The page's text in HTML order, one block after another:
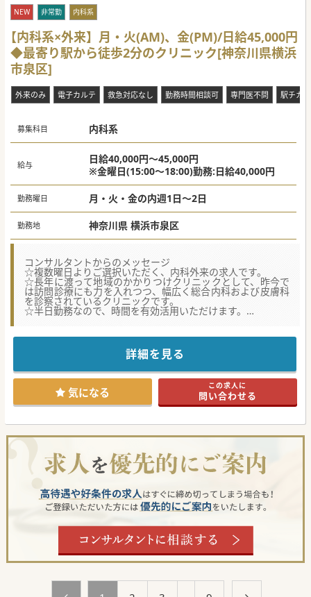
NEW 非常勤 内科系
【内科系×外来】月・火(AM)、金(PM)/日給45,000円
◆最寄り駅から徒歩2分のクリニック[神奈川県横浜
市泉区]
外来のみ 電子カルテ 救急対応なし 勤務時間相談可 専門医不問 駅チカ(
募集科目 内科系
給与
日給40,000円～45,000円
※金曜日(15:00～18:00)勤務:日給40,000円
勤務曜日 月・火・金の内週1日～2日
勤務地 神奈川県 横浜市泉区
コンサルタントからのメッセージ
☆複数曜日よりご選択いただく、内科外来の求人です。
☆長年に渡って地域のかかりつけクリニックとして、昨今で
は訪問診療にも力を入れつつ、幅広く総合内科および皮膚科
を診察されているクリニックです。
☆半日勤務なので、時間を有効活用いただけます。
☆近年乗り入れ路線も増加している、相鉄線沿線から徒歩2
詳細を見る
気になる この求人に
問い合わせる